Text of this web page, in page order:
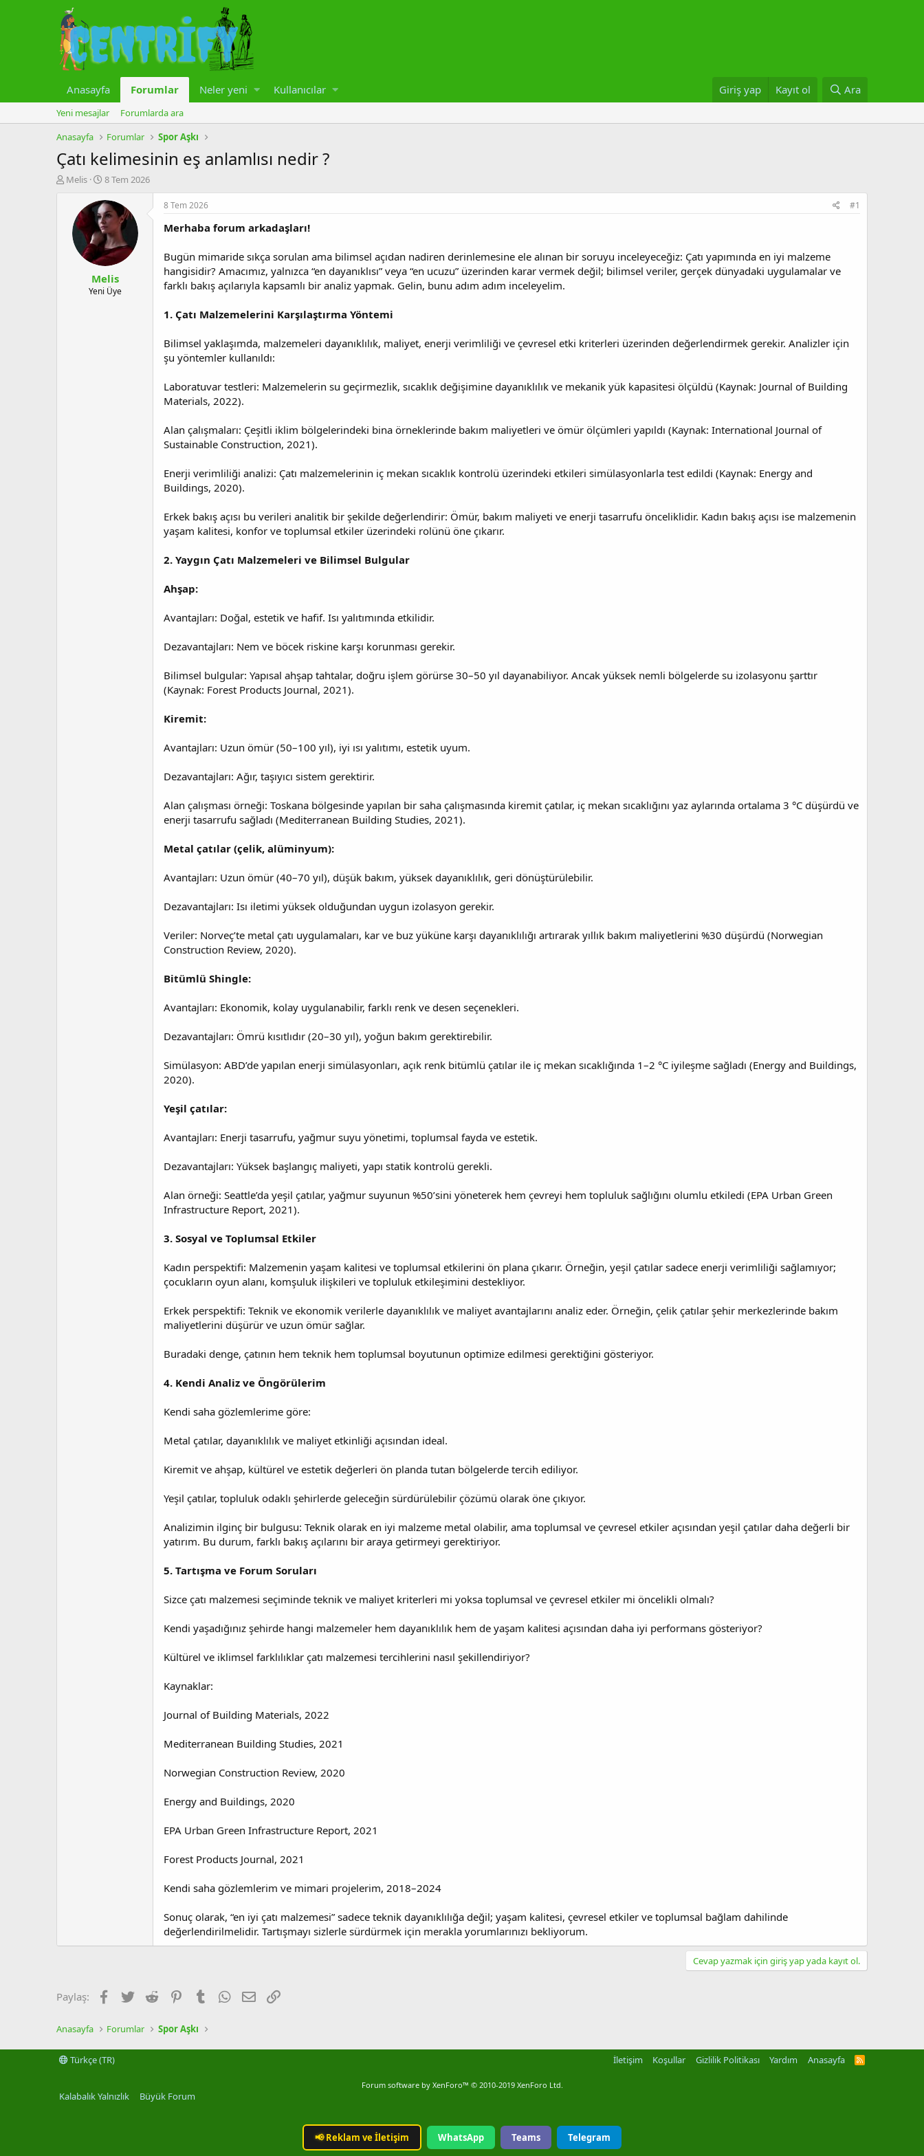
Anasayfa Forumlar Neler yeni Kullanıcılar Giriş yap Kayıt ol Ara
Yeni mesajlar
Forumlarda ara
Anasayfa
Forumlar Spor Aşkı
Çatı kelimesinin eş anlamlısı nedir ?
K
Melis
B
ş
l
a
n
g
ı
ç
8 Tem 2026
Melis
Yeni Üye
8 Tem 2026 #1
Merhaba forum arkadaşları!
Bugün mimaride sıkça sorulan ama bilimsel açıdan nadiren derinlemesine ele alınan bir soruyu inceleyeceğiz: Çatı yapımında en iyi malzeme
hangisidir? Amacımız, yalnızca “en dayanıklısı” veya “en ucuzu” üzerinden karar vermek değil; bilimsel veriler, gerçek dünyadaki uygulamalar ve
farklı bakış açılarıyla kapsamlı bir analiz yapmak. Gelin, bunu adım adım inceleyelim.
1. Çatı Malzemelerini Karşılaştırma Yöntemi
Bilimsel yaklaşımda, malzemeleri dayanıklılık, maliyet, enerji verimliliği ve çevresel etki kriterleri üzerinden değerlendirmek gerekir. Analizler için
şu yöntemler kullanıldı:
Laboratuvar testleri: Malzemelerin su geçirmezlik, sıcaklık değişimine dayanıklılık ve mekanik yük kapasitesi ölçüldü (Kaynak: Journal of Building
Materials, 2022).
Alan çalışmaları: Çeşitli iklim bölgelerindeki bina örneklerinde bakım maliyetleri ve ömür ölçümleri yapıldı (Kaynak: International Journal of
Sustainable Construction, 2021).
Enerji verimliliği analizi: Çatı malzemelerinin iç mekan sıcaklık kontrolü üzerindeki etkileri simülasyonlarla test edildi (Kaynak: Energy and
Buildings, 2020).
Erkek bakış açısı bu verileri analitik bir şekilde değerlendirir: Ömür, bakım maliyeti ve enerji tasarrufu önceliklidir. Kadın bakış açısı ise malzemenin
yaşam kalitesi, konfor ve toplumsal etkiler üzerindeki rolünü öne çıkarır.
2. Yaygın Çatı Malzemeleri ve Bilimsel Bulgular
Ahşap:
Avantajları: Doğal, estetik ve hafif. Isı yalıtımında etkilidir.
Dezavantajları: Nem ve böcek riskine karşı korunması gerekir.
Bilimsel bulgular: Yapısal ahşap tahtalar, doğru işlem görürse 30–50 yıl dayanabiliyor. Ancak yüksek nemli bölgelerde su izolasyonu şarttır
(Kaynak: Forest Products Journal, 2021).
Kiremit:
Avantajları: Uzun ömür (50–100 yıl), iyi ısı yalıtımı, estetik uyum.
Dezavantajları: Ağır, taşıyıcı sistem gerektirir.
Alan çalışması örneği: Toskana bölgesinde yapılan bir saha çalışmasında kiremit çatılar, iç mekan sıcaklığını yaz aylarında ortalama 3 °C düşürdü ve
enerji tasarrufu sağladı (Mediterranean Building Studies, 2021).
Metal çatılar (çelik, alüminyum):
Avantajları: Uzun ömür (40–70 yıl), düşük bakım, yüksek dayanıklılık, geri dönüştürülebilir.
Dezavantajları: Isı iletimi yüksek olduğundan uygun izolasyon gerekir.
Veriler: Norveç’te metal çatı uygulamaları, kar ve buz yüküne karşı dayanıklılığı artırarak yıllık bakım maliyetlerini %30 düşürdü (Norwegian
Construction Review, 2020).
Bitümlü Shingle:
Avantajları: Ekonomik, kolay uygulanabilir, farklı renk ve desen seçenekleri.
Dezavantajları: Ömrü kısıtlıdır (20–30 yıl), yoğun bakım gerektirebilir.
Simülasyon: ABD’de yapılan enerji simülasyonları, açık renk bitümlü çatılar ile iç mekan sıcaklığında 1–2 °C iyileşme sağladı (Energy and Buildings,
2020).
Yeşil çatılar:
Avantajları: Enerji tasarrufu, yağmur suyu yönetimi, toplumsal fayda ve estetik.
Dezavantajları: Yüksek başlangıç maliyeti, yapı statik kontrolü gerekli.
Alan örneği: Seattle’da yeşil çatılar, yağmur suyunun %50’sini yöneterek hem çevreyi hem topluluk sağlığını olumlu etkiledi (EPA Urban Green
Infrastructure Report, 2021).
3. Sosyal ve Toplumsal Etkiler
Kadın perspektifi: Malzemenin yaşam kalitesi ve toplumsal etkilerini ön plana çıkarır. Örneğin, yeşil çatılar sadece enerji verimliliği sağlamıyor;
çocukların oyun alanı, komşuluk ilişkileri ve topluluk etkileşimini destekliyor.
Erkek perspektifi: Teknik ve ekonomik verilerle dayanıklılık ve maliyet avantajlarını analiz eder. Örneğin, çelik çatılar şehir merkezlerinde bakım
maliyetlerini düşürür ve uzun ömür sağlar.
Buradaki denge, çatının hem teknik hem toplumsal boyutunun optimize edilmesi gerektiğini gösteriyor.
4. Kendi Analiz ve Öngörülerim
Kendi saha gözlemlerime göre:
Metal çatılar, dayanıklılık ve maliyet etkinliği açısından ideal.
Kiremit ve ahşap, kültürel ve estetik değerleri ön planda tutan bölgelerde tercih ediliyor.
Yeşil çatılar, topluluk odaklı şehirlerde geleceğin sürdürülebilir çözümü olarak öne çıkıyor.
Analizimin ilginç bir bulgusu: Teknik olarak en iyi malzeme metal olabilir, ama toplumsal ve çevresel etkiler açısından yeşil çatılar daha değerli bir
yatırım. Bu durum, farklı bakış açılarını bir araya getirmeyi gerektiriyor.
5. Tartışma ve Forum Soruları
Sizce çatı malzemesi seçiminde teknik ve maliyet kriterleri mi yoksa toplumsal ve çevresel etkiler mi öncelikli olmalı?
Kendi yaşadığınız şehirde hangi malzemeler hem dayanıklılık hem de yaşam kalitesi açısından daha iyi performans gösteriyor?
Kültürel ve iklimsel farklılıklar çatı malzemesi tercihlerini nasıl şekillendiriyor?
Kaynaklar:
Journal of Building Materials, 2022
Mediterranean Building Studies, 2021
Norwegian Construction Review, 2020
Energy and Buildings, 2020
EPA Urban Green Infrastructure Report, 2021
Forest Products Journal, 2021
Kendi saha gözlemlerim ve mimari projelerim, 2018–2024
Sonuç olarak, “en iyi çatı malzemesi” sadece teknik dayanıklılığa değil; yaşam kalitesi, çevresel etkiler ve toplumsal bağlam dahilinde
değerlendirilmelidir. Tartışmayı sizlerle sürdürmek için merakla yorumlarınızı bekliyorum.
Cevap yazmak için giriş yap yada kayıt ol.
Paylaş: Facebook
TwitterReddit PinterestTumblrWhatsApp
E-postaLink
Anasayfa Forumlar Spor Aşkı
Türkçe (TR) İletişim Koşullar Gizlilik Politikası Yardım Anasayfa
R
Forum software by XenForo™ © 2010-2019 XenForo Ltd.
Kalabalık Yalnızlık Büyük Forum
📢Reklam ve İletişim WhatsApp Teams Telegram